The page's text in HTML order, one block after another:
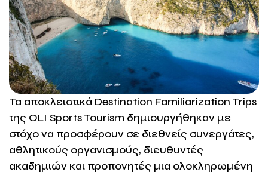
Τα αποκλειστικά Destination Familiarization Trips
της OLI Sports Tourism δημιουργήθηκαν με
στόχο να προσφέρουν σε διεθνείς συνεργάτες,
αθλητικούς οργανισμούς, διευθυντές
ακαδημιών και προπονητές μια ολοκληρωμένη